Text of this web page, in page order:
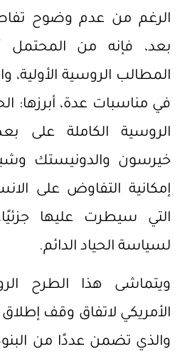
الرغم من عدم وضوح
بعد، فإنه من
المطالب الروسية الأولية،
في مناسبات عدة، أبرزها:
الروسية الكاملة على
خيرسون والدونيستك
إمكانية التفاوض على
التي سيطرت عليها جزئيًا،
لسياسة الحياد الدائم.
ويتماشى هذا الطرح
والذي تضمن عددًا من